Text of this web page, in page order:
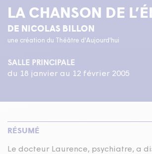
LA CHANSON DE
DE NICOLAS BILLON
une création du Théâtre d'Aujourd'hui
SALLE PRINCIPALE
du 18 janvier au 12 février 2005
RÉSUMÉ
Le docteur Laurence, psychiatre, a